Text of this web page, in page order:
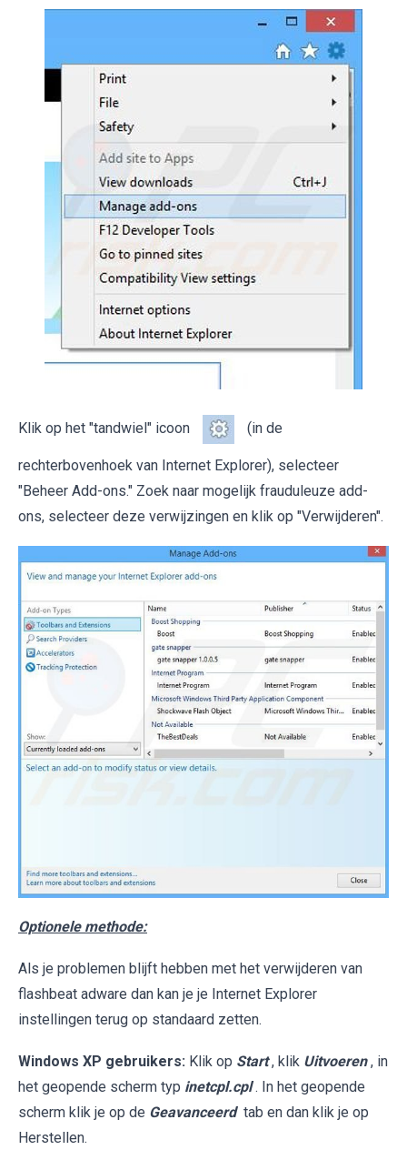
Klik op het "tandwiel" icoon (in de
rechterbovenhoek van Internet Explorer), selecteer
"Beheer Add-ons." Zoek naar mogelijk frauduleuze add-
ons, selecteer deze verwijzingen en klik op "Verwijderen".
Optionele methode:
Als je problemen blijft hebben met het verwijderen van
flashbeat adware dan kan je je Internet Explorer
instellingen terug op standaard zetten.
Windows XP gebruikers: Klik op Start , klik Uitvoeren , in
het geopende scherm typ inetcpl.cpl . In het geopende
scherm klik je op de Geavanceerd tab en dan klik je op
Herstellen.